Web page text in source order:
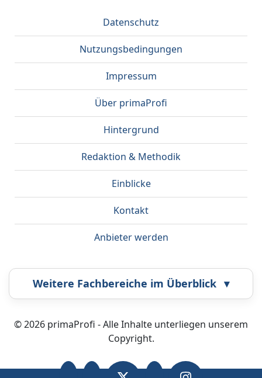
Datenschutz
Nutzungsbedingungen
Impressum
Über primaProfi
Hintergrund
Redaktion & Methodik
Einblicke
Kontakt
Anbieter werden
Weitere Fachbereiche im Überblick ▾
Airbrush Bestatter
© 2026 primaProfi - Alle Inhalte unterliegen unserem
Copyright.